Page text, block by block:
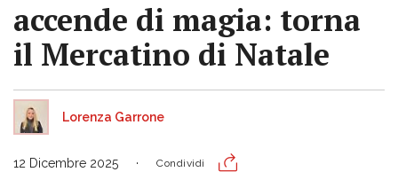
accende di magia: torna
il Mercatino di Natale
Lorenza Garrone
12 Dicembre 2025 Condividi